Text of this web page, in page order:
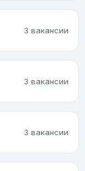
3 вакансии
3 вакансии
3 вакансии